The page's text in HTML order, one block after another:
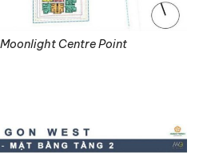
Centre Point